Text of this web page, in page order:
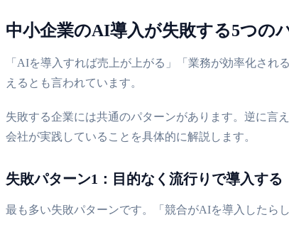
中小企業のAI導入が失敗する5つの
「AIを導入すれば売上が上がる」「業務が効率化さ
えるとも言われています。
失敗する企業には共通のパターンがあります。逆に言
会社が実践していることを具体的に解説します。
失敗パターン1：目的なく流行りで導入する
最も多い失敗パターンです。「競合がAIを導入したら